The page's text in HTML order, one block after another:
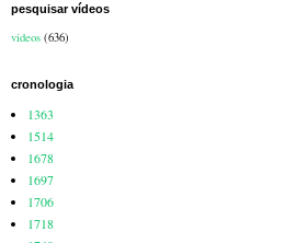
pesquisar vídeos
videos (636)
cronologia
1363
1514
1678
1697
1706
1718